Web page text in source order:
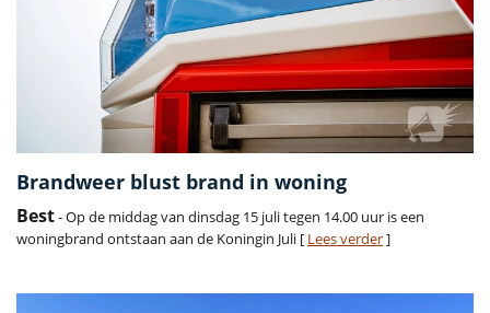
Brandweer blust brand in woning
Best- Op de middag van dinsdag 15 juli tegen 14.00 uur is een
woningbrand ontstaan aan de Koningin Juli [ Lees verder]